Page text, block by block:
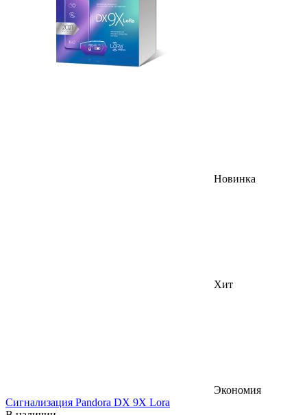
Новинка
Хит
Экономия
Сигнализация Pandora DX 9X Lora